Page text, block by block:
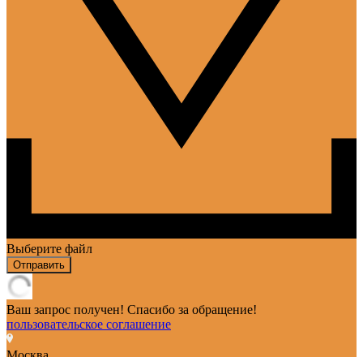
Выберите файл
Отправить
Ваш запрос получен! Спасибо за обращение!
пользовательское соглашение